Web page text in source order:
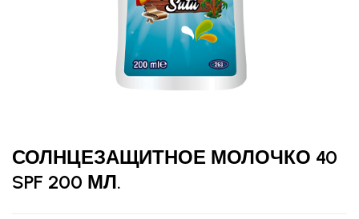
СОЛНЦЕЗАЩИТНОЕ МОЛОЧКО 40
SPF 200 МЛ.